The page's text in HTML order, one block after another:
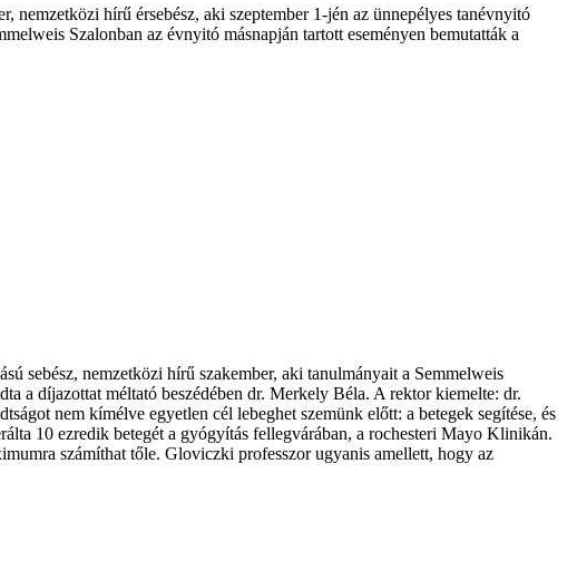
nemzetközi hírű érsebész, aki szeptember 1-jén az ünnepélyes tanévnyitó
Szalonban az évnyitó másnapján tartott eseményen bemutatták a
sebész, nemzetközi hírű szakember, aki tanulmányait a Semmelweis
a díjazottat méltató beszédében dr. Merkely Béla. A rektor kiemelte: dr.
nem kímélve egyetlen cél lebeghet szemünk előtt: a betegek segítése, és
10 ezredik betegét a gyógyítás fellegvárában, a rochesteri Mayo Klinikán.
számíthat tőle. Gloviczki professzor ugyanis amellett, hogy az